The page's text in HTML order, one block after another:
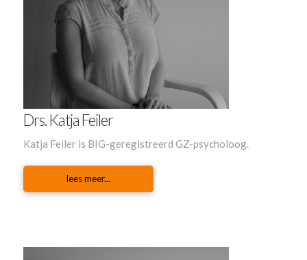
Drs. Katja Feiler
Katja Feiler is BIG-geregistreerd GZ-psycholoog.
lees meer...